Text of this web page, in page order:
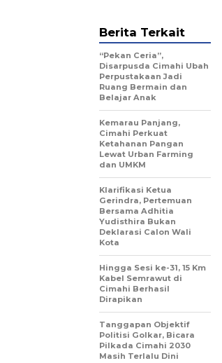
Berita Terkait
“Pekan Ceria”,
Disarpusda Cimahi Ubah
Perpustakaan Jadi
Ruang Bermain dan
Belajar Anak
Kemarau Panjang,
Cimahi Perkuat
Ketahanan Pangan
Lewat Urban Farming
dan UMKM
Klarifikasi Ketua
Gerindra, Pertemuan
Bersama Adhitia
Yudisthira Bukan
Deklarasi Calon Wali
Kota
Hingga Sesi ke-31, 15 Km
Kabel Semrawut di
Cimahi Berhasil
Dirapikan
Tanggapan Objektif
Politisi Golkar, Bicara
Pilkada Cimahi 2030
Masih Terlalu Dini